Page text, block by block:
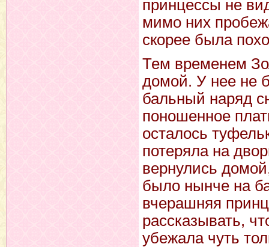
принцессы не
мимо них
скорее была
Тем временем
домой. У нее не
бальный наряд
поношенное
осталось
потеряла на
вернулись
было нынче на
вчерашняя
рассказывать,
убежала чуть